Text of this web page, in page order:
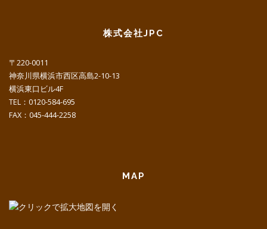
株式会社JPC
〒220-0011
神奈川県横浜市西区高島2-10-13
横浜東口ビル4F
TEL：0120-584-695
FAX：045-444-2258
MAP